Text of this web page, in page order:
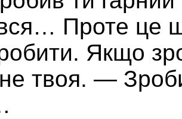
Проте це
Якщо
твоя. —